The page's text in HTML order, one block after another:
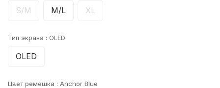
S/M M/L XL
Тип экрана : OLED
OLED
Цвет ремешка : Anchor Blue